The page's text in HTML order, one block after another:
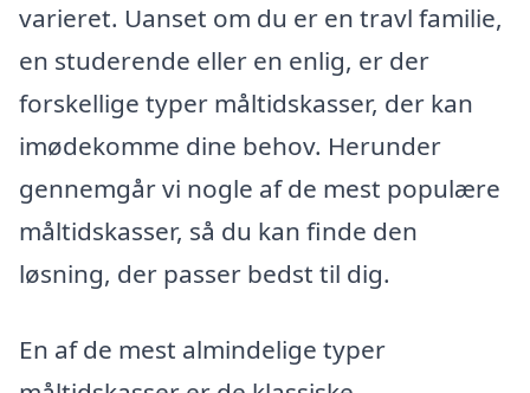
varieret. Uanset om du er en travl familie,
en studerende eller en enlig, er der
forskellige typer måltidskasser, der kan
imødekomme dine behov. Herunder
gennemgår vi nogle af de mest populære
måltidskasser, så du kan finde den
løsning, der passer bedst til dig.
En af de mest almindelige typer